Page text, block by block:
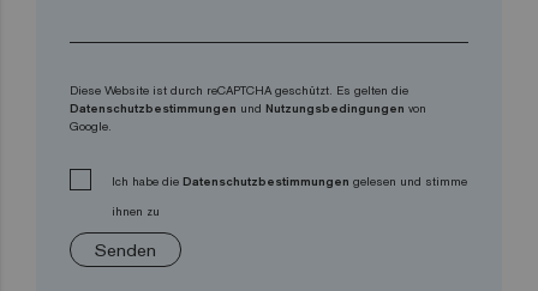
Diese Website ist durch reCAPTCHA geschützt. Es gelten die
Datenschutzbestimmungen und Nutzungsbedingungen von
Google.
Ich habe die Datenschutzbestimmungen gelesen und stimme
ihnen zu
Senden